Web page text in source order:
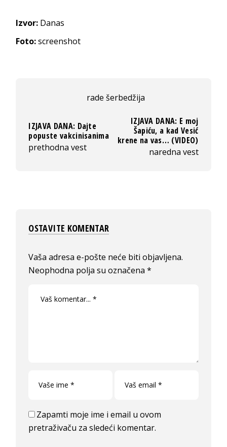
Izvor: Danas
Foto:screenshot
rade šerbedžija
IZJAVA DANA: Dajte
popuste vakcinisanima
prethodna vest
IZJAVA DANA: E moj
Šapiću, a kad Vesić
krene na vas… (VIDEO)
naredna vest
OSTAVITE KOMENTAR
Vaša adresa e-pošte neće biti objavljena.
Neophodna polja su označena*
Zapamti moje ime i email u ovom
pretraživaču za sledeći komentar.